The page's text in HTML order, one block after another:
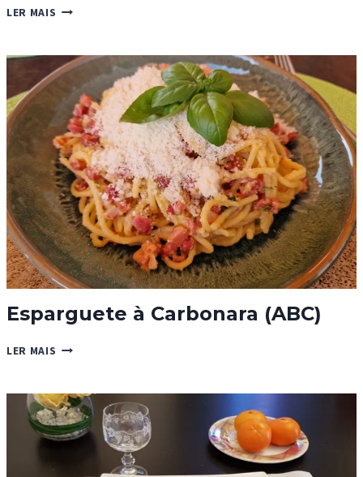
LER MAIS ESPARGUETE
DO
MAR
Esparguete à Carbonara (ABC)
LER MAIS ESPARGUETE
(ABC)